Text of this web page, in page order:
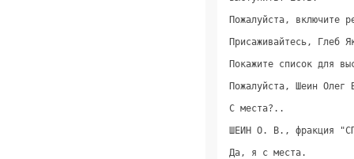
Покажите
С
ШЕИН О. В.,
Да,